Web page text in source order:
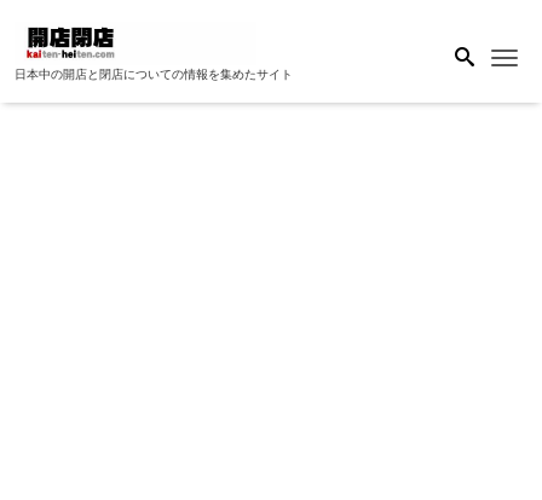
日本中の開店と閉店についての情報を集めたサイト